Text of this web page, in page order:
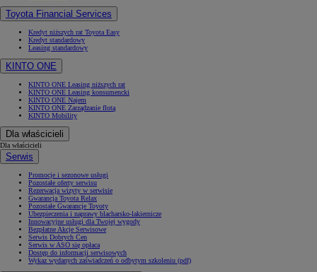
Toyota Financial Services
Kredyt niższych rat Toyota Easy
Kredyt standardowy
Leasing standardowy
KINTO ONE
KINTO ONE Leasing niższych rat
KINTO ONE Leasing konsumencki
KINTO ONE Najem
KINTO ONE Zarządzanie flotą
KINTO Mobility
Dla właścicieli
Dla właścicieli
Serwis
Promocje i sezonowe usługi
Pozostałe oferty serwisu
Rezerwacja wizyty w serwisie
Gwarancja Toyota Relax
Pozostałe Gwarancje Toyoty
Ubezpieczenia i naprawy blacharsko-lakiernicze
Innowacyjne usługi dla Twojej wygody
Bezpłatne Akcje Serwisowe
Serwis Dobrych Cen
Serwis w ASO się opłaca
Dostęp do informacji serwisowych
Wykaz wydanych zaświadczeń o odbytym szkoleniu (pdf)